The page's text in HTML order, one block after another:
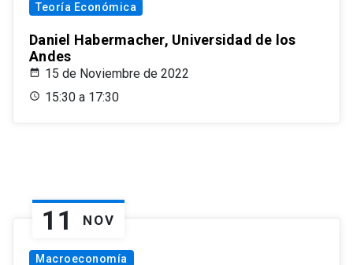
Teoría Económica
Daniel Habermacher, Universidad de los
Andes
15 de Noviembre de 2022
15:30 a 17:30
11 NOV
Macroeconomía